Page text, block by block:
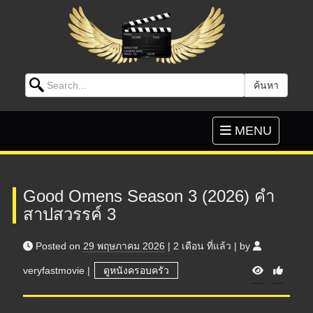
Search for: ค้นหา
Toggle
navigation
MENU
Good Omens Season 3 (2026) คำ
สาปสวรรค์ 3
Posted on 29 พฤษภาคม 2026 | 2 เดือน ที่แล้ว | by
veryfastmovie | ดูหนังครอบครัว V
i